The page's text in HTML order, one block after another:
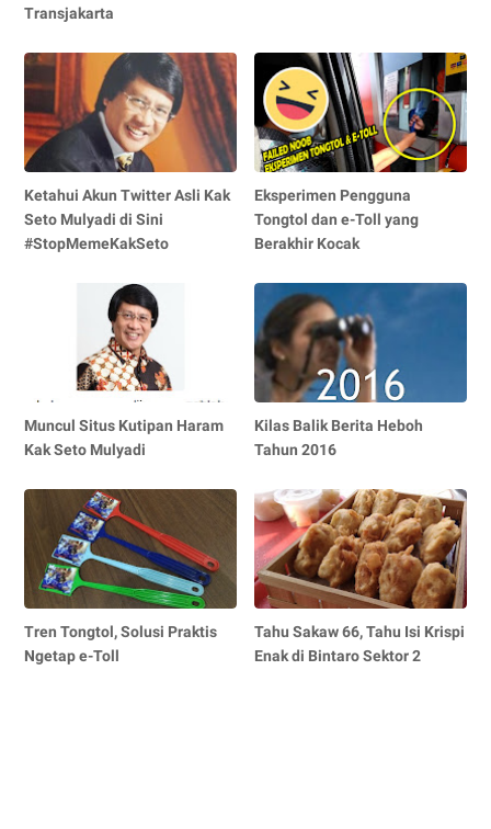
Transjakarta
Ketahui Akun Twitter Asli Kak
Seto Mulyadi di Sini
#StopMemeKakSeto
Eksperimen Pengguna
Tongtol dan e-Toll yang
Berakhir Kocak
Muncul Situs Kutipan Haram
Kak Seto Mulyadi
Kilas Balik Berita Heboh
Tahun 2016
Tren Tongtol, Solusi Praktis
Ngetap e-Toll
Tahu Sakaw 66, Tahu Isi Krispi
Enak di Bintaro Sektor 2